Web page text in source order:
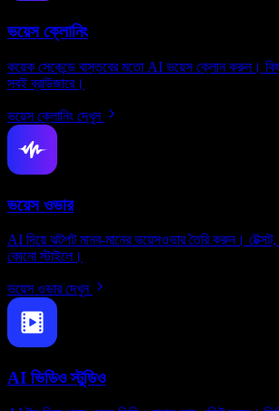
ভয়েস ক্লোনিং
কয়েক সেকেন্ডে বাস্তবের মতো AI ভয়েস ক্লোন করুন।
সবই ব্রাউজারে।
ভয়েস ক্লোনিং দেখুন
ভয়েস ওভার
AI দিয়ে ঝটপট মানব-মানের ভয়েসওভার তৈরি করুন।
কোনো স্টাইলে।
ভয়েস ওভার দেখুন
AI ভিডিও স্টুডিও